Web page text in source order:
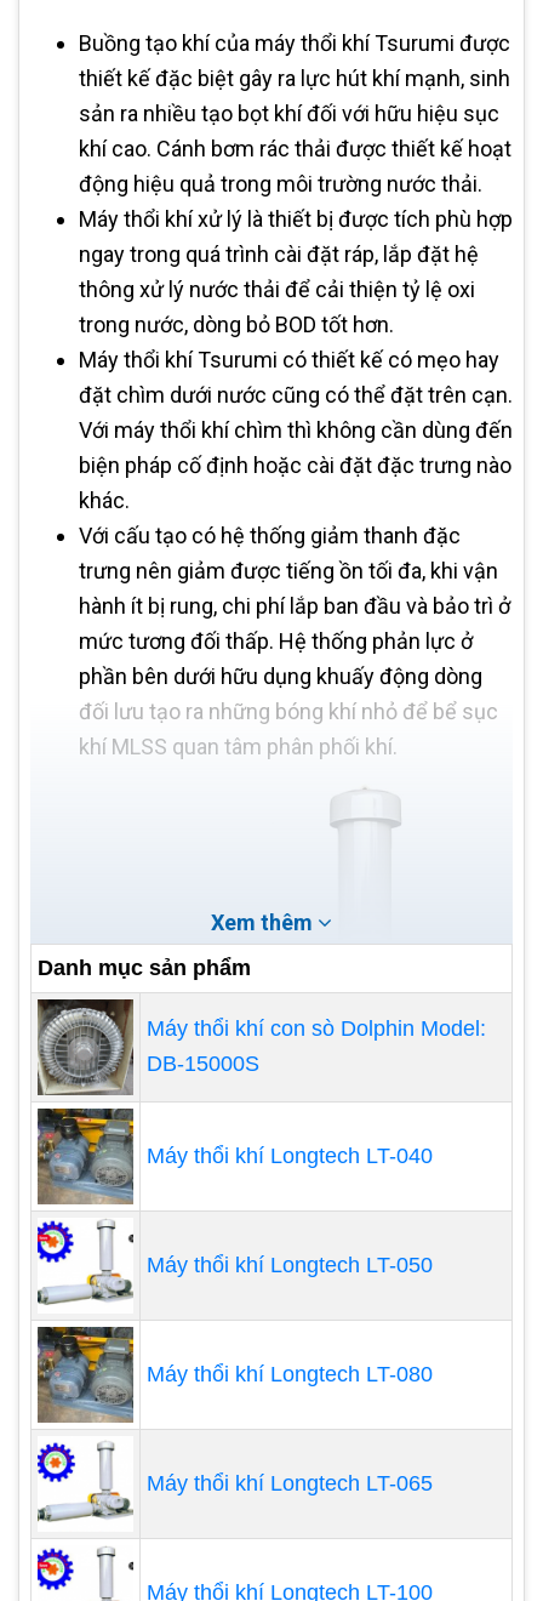
Buồng tạo khí của máy thổi khí Tsurumi được
thiết kế đặc biệt gây ra lực hút khí mạnh, sinh
sản ra nhiều tạo bọt khí đối với hữu hiệu sục
khí cao. Cánh bơm rác thải được thiết kế hoạt
động hiệu quả trong môi trường nước thải.
Máy thổi khí xử lý là thiết bị được tích phù hợp
ngay trong quá trình cài đặt ráp, lắp đặt hệ
thông xử lý nước thải để cải thiện tỷ lệ oxi
trong nước, dòng bỏ BOD tốt hơn.
Máy thổi khí Tsurumi có thiết kế có mẹo hay
đặt chìm dưới nước cũng có thể đặt trên cạn.
Với máy thổi khí chìm thì không cần dùng đến
biện pháp cố định hoặc cài đặt đặc trưng nào
khác.
Với cấu tạo có hệ thống giảm thanh đặc
trưng nên giảm được tiếng ồn tối đa, khi vận
hành ít bị rung, chi phí lắp ban đầu và bảo trì ở
mức tương đối thấp. Hệ thống phản lực ở
phần bên dưới hữu dụng khuấy động dòng
đối lưu tạo ra những bóng khí nhỏ để bể sục
khí MLSS quan tâm phân phối khí.
Ưu điểm của máy thổi khí Tsurumi:
Cánh bơm rác thải được thiết kế hoạt động
hiệu quả trong môi trường nước thải.
Độ rung và độ ồn thấp.
Hệ thống giảm thanh đặc biệt.
Rotor được thiết kế 3 thùy.
Hiệu suất hoạt động ổn định.
Tiêu thụ ít năng lượng.
Độ bền và tuổi thọ vận hành cao.
Máy có hệ thống giảm thanh đặc biệt nên
giảm được tiếng ồn tối đa, khi hoạt động ít bị
rung, chi phí lắp đặt ban đầu và bảo trì ở mức
Xem thêm
Danh mục sản phẩm
Máy thổi khí con sò Dolphin Model:
DB-15000S
Máy thổi khí Longtech LT-040
Máy thổi khí Longtech LT-050
Máy thổi khí Longtech LT-080
Máy thổi khí Longtech LT-065
Máy thổi khí Longtech LT-100